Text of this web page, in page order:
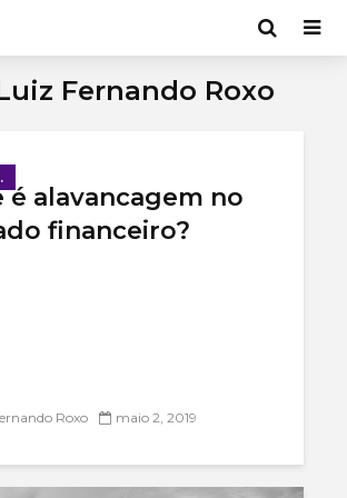
Fernando Roxo
é alavancagem no
financeiro?
Roxo maio 2, 2019
Bancos digitais:
2022]